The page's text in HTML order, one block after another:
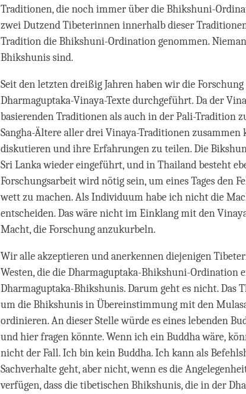
Traditionen, die noch immer über die Bhikshuni-
zwei Dutzend Tibeterinnen innerhalb dieser
Tradition die Bhikshuni-Ordination genommen.
Bhikshunis sind.
Seit den letzten dreißig Jahren haben wir die
Dharmaguptaka-Vinaya-Texte durchgeführt. Da der
basierenden Traditionen als auch in der Pali-Tradition
Sangha-Ältere aller drei Vinaya-Traditionen zusammen
diskutieren und ihre Erfahrungen zu teilen. Die
Sri Lanka wieder eingeführt, und in Thailand besteht
Forschungsarbeit wird nötig sein, um eines Tages den
wett zu machen. Als Individuum habe ich nicht die
entscheiden. Das wäre nicht im Einklang mit den
Macht, die Forschung anzukurbeln.
Wir alle akzeptieren und anerkennen diejenigen
Westen, die die Dharmaguptaka-Bhikshuni-Ordination
Dharmaguptaka-Bhikshunis. Darum geht es nicht. Das
um die Bhikshunis in Übereinstimmung mit den
ordinieren. An dieser Stelle würde es eines lebenden
und hier fragen könnte. Wenn ich ein Buddha wäre,
nicht der Fall. Ich bin kein Buddha. Ich kann als
Sachverhalte geht, aber nicht, wenn es die
verfügen, dass die tibetischen Bhikshunis, die in der